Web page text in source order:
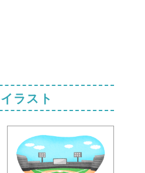
ラスト